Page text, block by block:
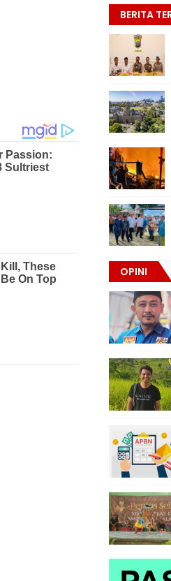
BERITA
OPINI